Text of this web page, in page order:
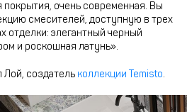
покрытия, очень современная. Вы
смесителей, доступную в трех
отделки: элегантный черный
и роскошная латунь».
Лой, создатель коллекции Temisto.